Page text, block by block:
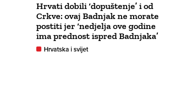
Hrvati dobili ‘dopuštenje’ i od
Crkve: ovaj Badnjak ne morate
postiti jer ‘nedjelja ove godine
ima prednost ispred Badnjaka’
Hrvatska i svijet